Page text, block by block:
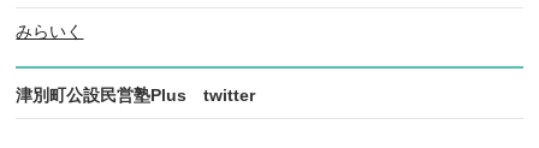
みらいく
津別町公設民営塾Plus twitter